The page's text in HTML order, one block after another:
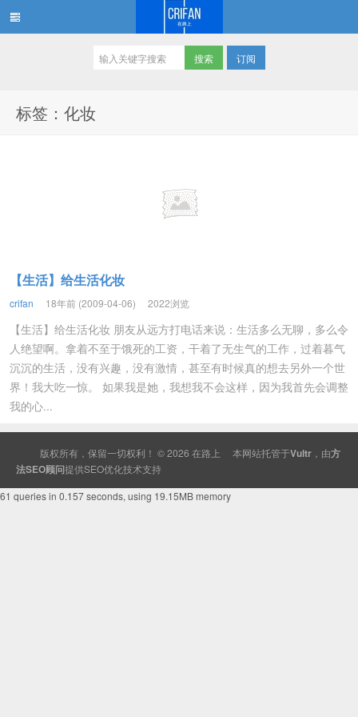
订阅
标签：化妆
【生活】给生活化妆
crifan 18年前 (2009-04-06) 2022浏览
【生活】给生活化妆 朋友从远方打电话来说：生活多么无聊，多么令
人绝望啊。拿着不至于饿死的工资，干着了无生气的工作，过着暮气
沉沉的生活，没有兴趣，没有激情，甚至有时候真的想去另外一个世
界！我大吃一惊。 如果我是她，我想我不会这样，因为我首先会调整
我的心...
版权所有，保留一切权利！ © 2026 在路上 本网站托管于Vultr ，由方
法SEO顾问提供SEO优化技术支持
61 queries in 0.157 seconds, using 19.15MB memory